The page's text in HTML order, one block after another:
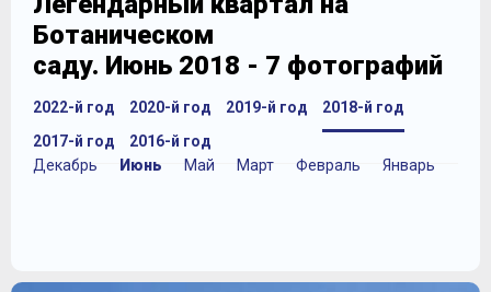
Ботаническом
саду. Июнь 2018 - 7 фотографий
2022-й год 2020-й год 2019-й год 2018-й год
Декабрь Июнь Май Март Февраль Январь
2017-й год 2016-й год